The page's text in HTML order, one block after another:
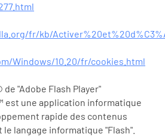
fr/kb/
Windows/10.20/fr/cookies.html
"Adobe Flash Player"
est une application informatique
rapide des contenus
langage informatique "Flash".